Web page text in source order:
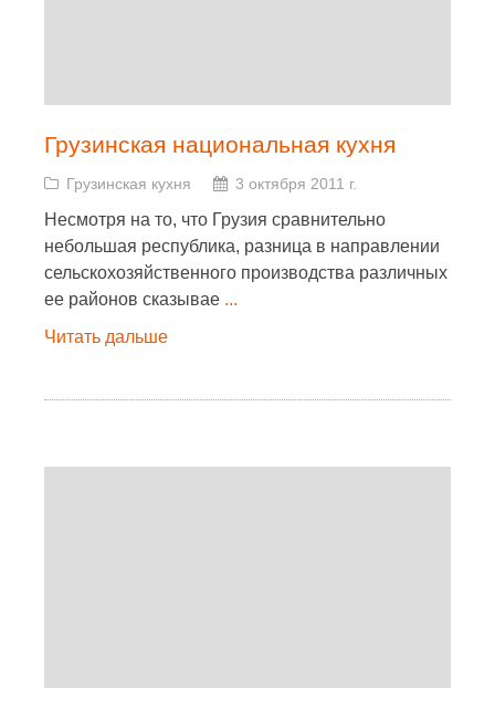
Грузинская национальная кухня
Грузинская кухня 3 октября 2011 г.
Несмотря на то, что Грузия сравнительно
небольшая республика, разница в направлении
сельскохозяйственного производства различных
ее районов сказывае ...
Читать дальше